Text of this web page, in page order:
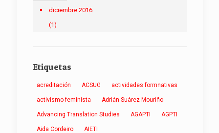
diciembre 2016
(1)
Etiquetas
acreditación ACSUG actividades formnativas
activismo feminista Adrián Suárez Mouriño
Advancing Translation Studies AGAPTI AGPTI
Aida Cordeiro AIETI